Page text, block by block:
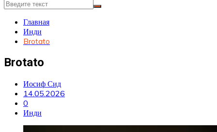
Главная
Инди
Brotato
Brotato
Иосиф Сид
14.05.2026
0
Инди